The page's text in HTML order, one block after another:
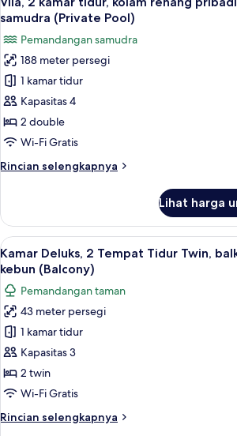
tidur,
pemandangan
kebun
semua
untuk
Vila,
2
kamar
tidur,
kolam
pribadi,
(Private
Pool)
samudra (Private Pool)
Pemandangan samudra
188 meter persegi
1 kamar tidur
Kapasitas 4
2 double
Wi-Fi Gratis
Rincian selengkapnya
Rincian
Vila,
kamar
tidur,
renang
pribadi,
pemandangan
samudra
(Private
Lihat harga
Lihat
semua
foto
untuk
Kamar
Deluks,
2
Tempat
Tidur
balkon,
Kamar
5
Kamar Deluks, 2 Tempat Tidur Twin,
kebun (Balcony)
Pemandangan taman
43 meter persegi
1 kamar tidur
Kapasitas 3
2 twin
Wi-Fi Gratis
Rincian selengkapnya
Rincian